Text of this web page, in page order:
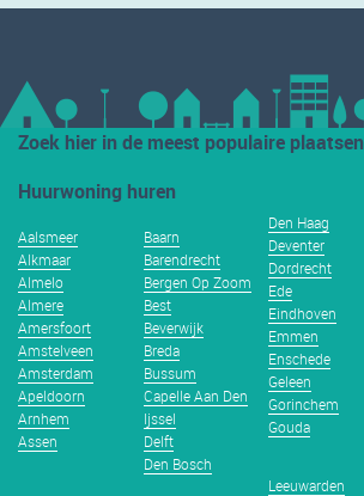
Zoek hier in de meest populaire plaatsen
Huurwoning huren
Aalsmeer
Alkmaar
Almelo
Almere
Amersfoort
Amstelveen
Amsterdam
Apeldoorn
Arnhem
Assen
Baarn
Barendrecht
Bergen Op Zoom
Best
Beverwijk
Breda
Bussum
Capelle Aan Den
Ijssel
Delft
Den Bosch
Den Haag
Deventer
Dordrecht
Ede
Eindhoven
Emmen
Enschede
Geleen
Gorinchem
Gouda
Leeuwarden